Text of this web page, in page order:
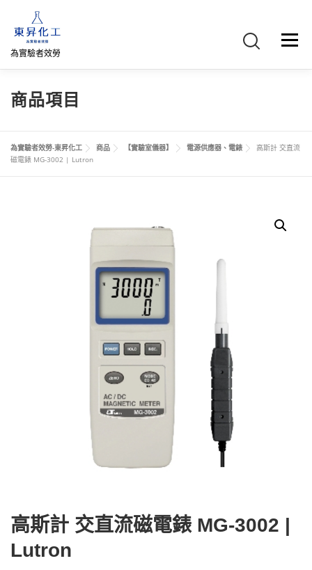
為實驗者效勞
選單
首頁 關於我們
網路商店 直購專區 詢價車、購物車/會員
商品項目
為實驗者效勞-東昇化工 商品 【實驗室儀器】 電源供應器、電錶
高斯計 交直流
磁電錶 MG-3002 | Lutron
高斯計 交直流磁電錶 MG-3002 |
Lutron